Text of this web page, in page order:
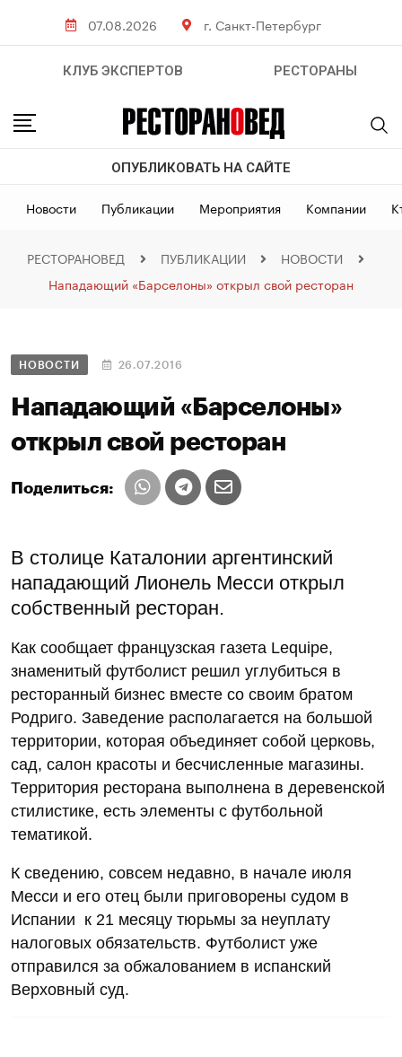
07.08.2026 г. Санкт-Петербург
КЛУБ ЭКСПЕРТОВ РЕСТОРАНЫ
ОПУБЛИКОВАТЬ НА САЙТЕ
Новости Публикации Мероприятия Компании
РЕСТОРАНОВЕД ПУБЛИКАЦИИ
НОВОСТИ
Нападающий «Барселоны» открыл свой ресторан
НОВОСТИ 26.07.2016
Нападающий «Барселоны»
открыл свой ресторан
Поделиться:
В столице Каталонии аргентинский
нападающий Лионель Месси открыл
собственный ресторан.
Как сообщает французская газета Lequipe,
знаменитый футболист решил углубиться в
ресторанный бизнес вместе со своим братом
Родриго. Заведение располагается на большой
территории, которая объединяет собой церковь,
сад, салон красоты и бесчисленные магазины.
Территория ресторана выполнена в деревенской
стилистике, есть элементы с футбольной
тематикой.
К сведению, совсем недавно, в начале июля
Месси и его отец были приговорены судом в
Испании к 21 месяцу тюрьмы за неуплату
налоговых обязательств. Футболист уже
отправился за обжалованием в испанский
Верховный суд.